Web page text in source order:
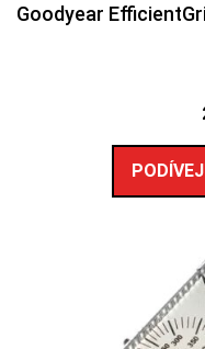
Goodyear